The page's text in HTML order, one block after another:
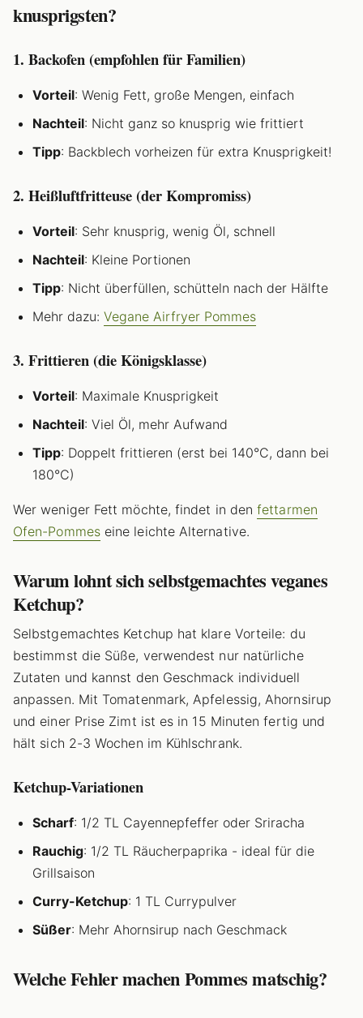
knusprigsten?
1. Backofen (empfohlen für Familien)
Vorteil: Wenig Fett, große Mengen, einfach
Nachteil: Nicht ganz so knusprig wie frittiert
Tipp: Backblech vorheizen für extra Knusprigkeit!
2. Heißluftfritteuse (der Kompromiss)
Vorteil: Sehr knusprig, wenig Öl, schnell
Nachteil: Kleine Portionen
Tipp: Nicht überfüllen, schütteln nach der Hälfte
Mehr dazu: Vegane Airfryer Pommes
3. Frittieren (die Königsklasse)
Vorteil: Maximale Knusprigkeit
Nachteil: Viel Öl, mehr Aufwand
Tipp: Doppelt frittieren (erst bei 140°C, dann bei
180°C)
Wer weniger Fett möchte, findet in denfettarmen
Ofen-Pommeseine leichte Alternative.
Warum lohnt sich selbstgemachtes veganes
Ketchup?
Selbstgemachtes Ketchup hat klare Vorteile: du
bestimmst die Süße, verwendest nur natürliche
Zutaten und kannst den Geschmack individuell
anpassen. Mit Tomatenmark, Apfelessig, Ahornsirup
und einer Prise Zimt ist es in 15 Minuten fertig und
hält sich 2-3 Wochen im Kühlschrank.
Ketchup-Variationen
Scharf: 1/2 TL Cayennepfeffer oder Sriracha
Rauchig: 1/2 TL Räucherpaprika - ideal für die
Grillsaison
Curry-Ketchup: 1 TL Currypulver
Süßer: Mehr Ahornsirup nach Geschmack
Welche Fehler machen Pommes matschig?